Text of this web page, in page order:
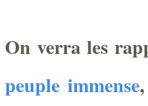
On verra les
peuple immense